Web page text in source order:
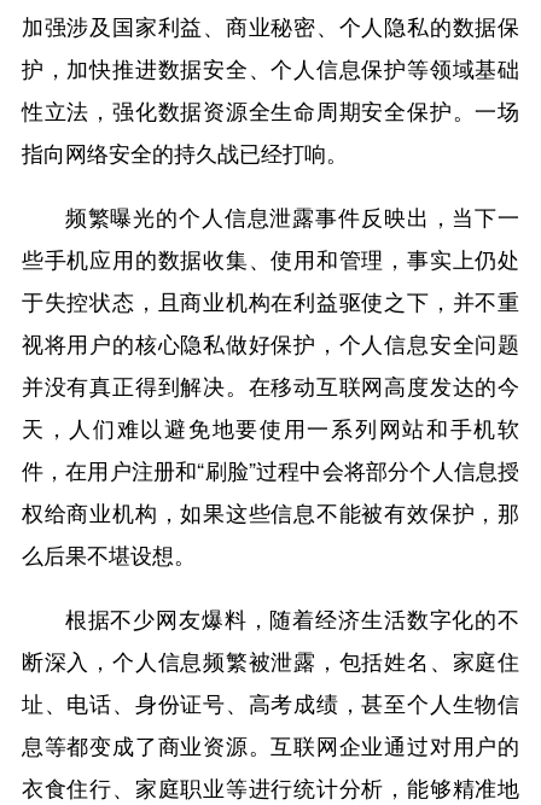
加强涉及国家利益、商业秘密、个人隐私的数据保
护，加快推进数据安全、个人信息保护等领域基础
性立法，强化数据资源全生命周期安全保护。一场
指向网络安全的持久战已经打响。
频繁曝光的个人信息泄露事件反映出，当下一
些手机应用的数据收集、使用和管理，事实上仍处
于失控状态，且商业机构在利益驱使之下，并不重
视将用户的核心隐私做好保护，个人信息安全问题
并没有真正得到解决。在移动互联网高度发达的今
天，人们难以避免地要使用一系列网站和手机软
件，在用户注册和“刷脸”过程中会将部分个人信息授
权给商业机构，如果这些信息不能被有效保护，那
么后果不堪设想。
根据不少网友爆料，随着经济生活数字化的不
断深入，个人信息频繁被泄露，包括姓名、家庭住
址、电话、身份证号、高考成绩，甚至个人生物信
息等都变成了商业资源。互联网企业通过对用户的
衣食住行、家庭职业等进行统计分析，能够精准地